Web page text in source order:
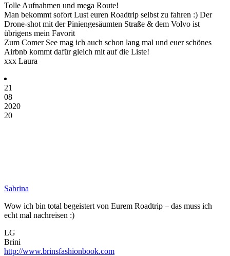
Tolle Aufnahmen und mega Route!
Man bekommt sofort Lust euren Roadtrip selbst zu fahren :) Der
Drone-shot mit der Piniengesäumten Straße & dem Volvo ist
übrigens mein Favorit
Zum Comer See mag ich auch schon lang mal und euer schönes
Airbnb kommt dafür gleich mit auf die Liste!
xxx Laura
21
08
2020
20
Sabrina
Wow ich bin total begeistert von Eurem Roadtrip – das muss ich
echt mal nachreisen :)
LG
Brini
http://www.brinsfashionbook.com